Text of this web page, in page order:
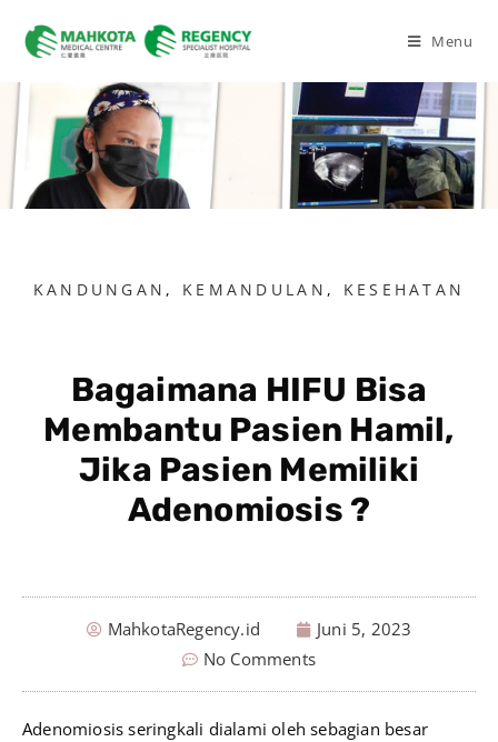
Menu
KANDUNGAN , KEMANDULAN , KESEHATAN
Bagaimana HIFU Bisa
Membantu Pasien Hamil,
Jika Pasien Memiliki
Adenomiosis ?
MahkotaRegency.id
Juni 5, 2023
No Comments
Adenomiosis seringkali dialami oleh sebagian besar